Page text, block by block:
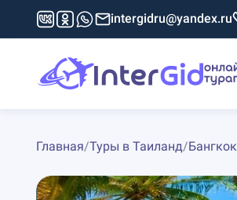
intergidru@yandex.ru
Главная/Туры в Таиланд/Бангкок